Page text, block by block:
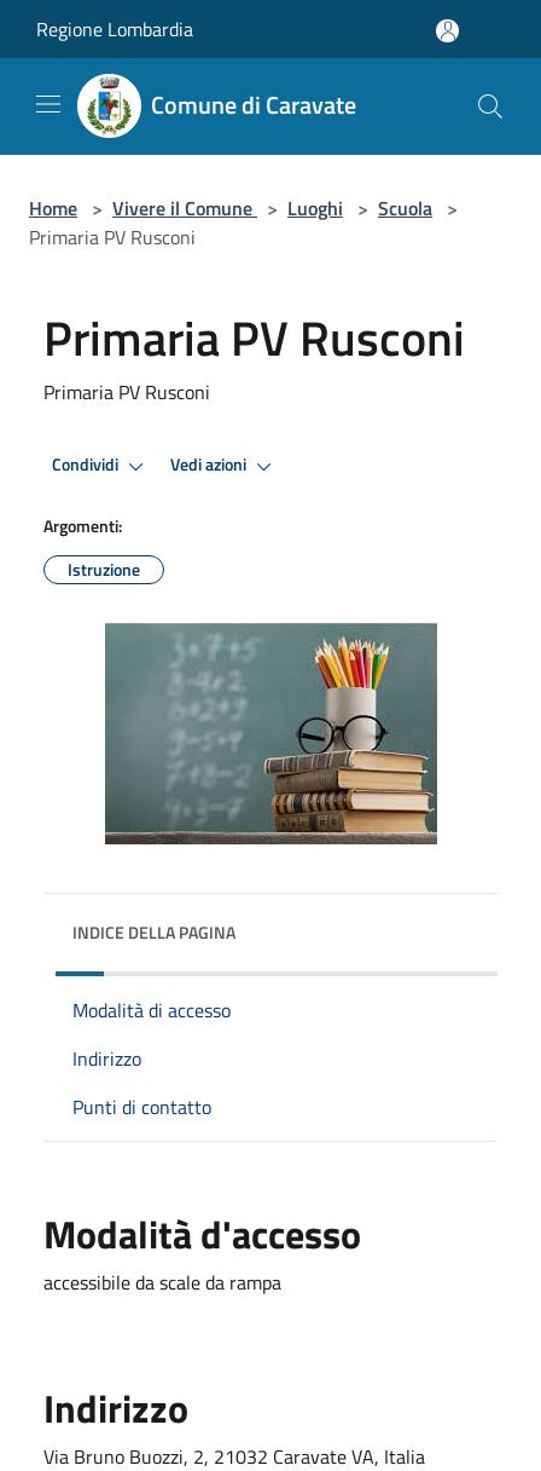
Regione Lombardia
Comune di Caravate
Home > Vivere il Comune > Luoghi > Scuola >
Primaria PV Rusconi
Primaria PV Rusconi
Primaria PV Rusconi
Condividi Vedi azioni
Argomenti:
Istruzione
INDICE DELLA PAGINA
Modalità di accesso
Indirizzo
Punti di contatto
Modalità d'accesso
accessibile da scale da rampa
Indirizzo
Via Bruno Buozzi, 2, 21032 Caravate VA, Italia